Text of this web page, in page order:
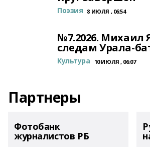
Поэзия 8 ИЮЛЯ , 06:54
№7.2026. Михаил
следам Урала-
Культура 10 ИЮЛЯ , 06:07
Партнеры
Фотобанк
журналистов РБ